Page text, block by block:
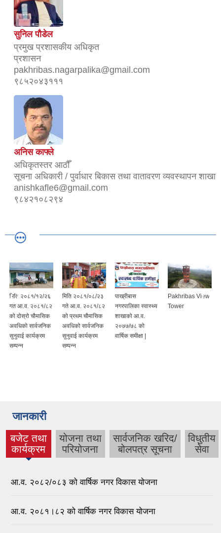
सुनिल पौडेल
प्रमुख प्रशासकीय अधिकृत
प्रशासन
pakhribas.nagarpalika@gmail.com
९८५२०४३१११
अनिस काफ्ले
अधिकृतस्तर आठौँ
सूचना अधिकारी / पुर्वाधार बिकास तथा वातावरण व्यवस्थापन शाखा
anishkafle6@gmail.com
९८४२१०८२९४
मिति २०८१/१२/२६
गते आ.व. २०८१/८२
को दोस्रो चौमासिक
अवधिको सार्वजनिक
सुनुवाई कार्यक्रम
सम्पन्न
मिति २०८१/०८/२३
गते आ.व. २०८१/८२
को प्रथम चौमासिक
अवधिको सार्वजनिक
सुनुवाई कार्यक्रम
सम्पन्न
पाख्रीबास
नगरपालिका स्वास्थ्य
शाखाको आ.व.
२०७७/७८ को
वार्षिक समीक्षा |
Pakhribas View
Tower
जानकारी
बजेट तथा
कार्यक्रम
(active
tab)
योजना तथा
परियोजना
सार्वजनिक खरिद/
बोलपत्र सूचना
विधुतीय
सेवा
आ.व. २०८२/०८३ को वार्षिक नगर विकास योजना
आ.व. २०८१।८२ को वार्षिक नगर विकास योजना